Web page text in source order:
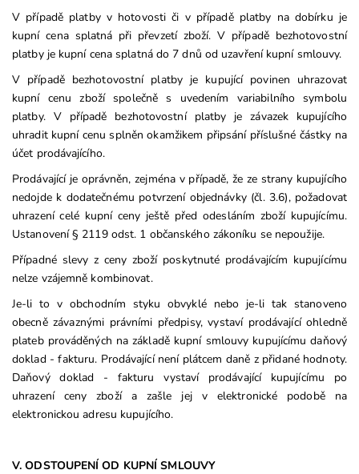
V případě platby v hotovosti či v případě platby na dobírku je
kupní cena splatná při převzetí zboží. V případě bezhotovostní
platby je kupní cena splatná do 7 dnů od uzavření kupní smlouvy.
V případě bezhotovostní platby je kupující povinen uhrazovat
kupní cenu zboží společně s uvedením variabilního symbolu
platby. V případě bezhotovostní platby je závazek kupujícího
uhradit kupní cenu splněn okamžikem připsání příslušné částky na
účet prodávajícího.
Prodávající je oprávněn, zejména v případě, že ze strany kupujícího
nedojde k dodatečnému potvrzení objednávky (čl. 3.6), požadovat
uhrazení celé kupní ceny ještě před odesláním zboží kupujícímu.
Ustanovení § 2119 odst. 1 občanského zákoníku se nepoužije.
Případné slevy z ceny zboží poskytnuté prodávajícím kupujícímu
nelze vzájemně kombinovat.
Je-li to v obchodním styku obvyklé nebo je-li tak stanoveno
obecně závaznými právními předpisy, vystaví prodávající ohledně
plateb prováděných na základě kupní smlouvy kupujícímu daňový
doklad - fakturu. Prodávající není plátcem daně z přidané hodnoty.
Daňový doklad - fakturu vystaví prodávající kupujícímu po
uhrazení ceny zboží a zašle jej v elektronické podobě na
elektronickou adresu kupujícího.
V. ODSTOUPENÍ OD KUPNÍ SMLOUVY